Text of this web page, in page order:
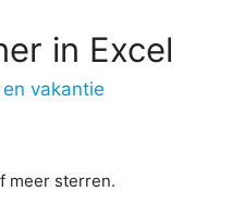
in Excel
vakantie
meer sterren.